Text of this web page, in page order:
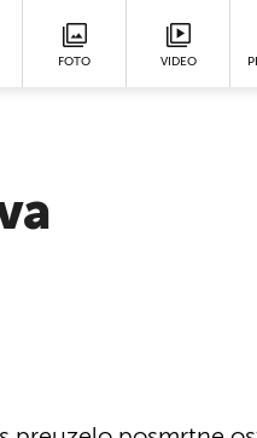
FOTO VIDEO